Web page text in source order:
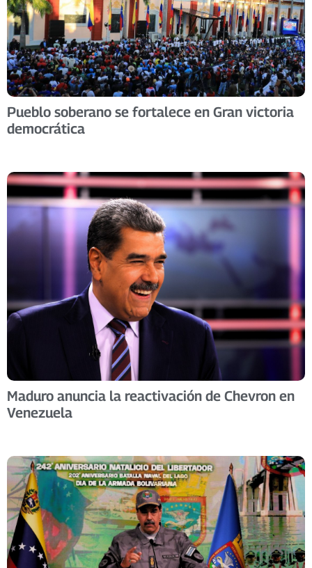
Pueblo soberano se fortalece en Gran victoria
democrática
Maduro anuncia la reactivación de Chevron en
Venezuela